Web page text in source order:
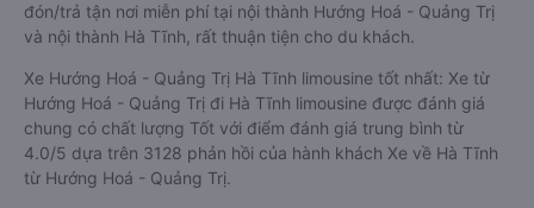
đón/trả tận nơi miễn phí tại nội thành Hướng Hoá - Quảng Trị
và nội thành Hà Tĩnh, rất thuận tiện cho du khách.
Xe Hướng Hoá - Quảng Trị Hà Tĩnh limousine tốt nhất: Xe từ
Hướng Hoá - Quảng Trị đi Hà Tĩnh limousine được đánh giá
chung có chất lượng Tốt với điểm đánh giá trung bình từ
4.0/5 dựa trên 3128 phản hồi của hành khách Xe về Hà Tĩnh
từ Hướng Hoá - Quảng Trị.